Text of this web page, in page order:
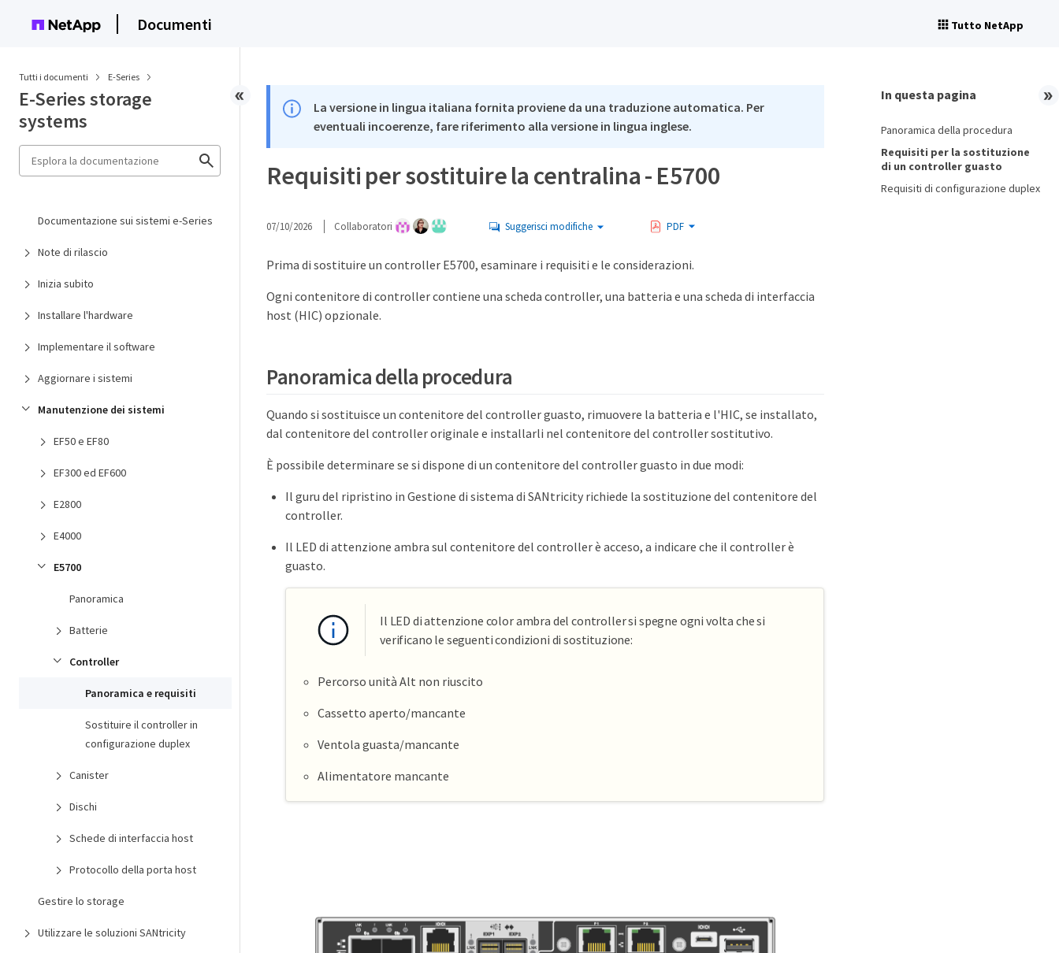
Documenti Tutto NetApp
Tutti i documenti E-Series
E-Series storage
systems
Documentazione sui sistemi e-Series
Note di rilascio
Inizia subito
Installare l'hardware
Implementare il software
Aggiornare i sistemi
Manutenzione dei sistemi
EF50 e EF80
EF300 ed EF600
E2800
E4000
E5700
Panoramica
Batterie
Controller
Panoramica e requisiti
Sostituire il controller in
configurazione duplex
Canister
Dischi
Schede di interfaccia host
Protocollo della porta host
Gestire lo storage
Utilizzare le soluzioni SANtricity
La versione in lingua italiana fornita proviene da una traduzione automatica. Per
eventuali incoerenze, fare riferimento alla versione in lingua inglese.
Requisiti per sostituire la centralina - E5700
07/10/2026 Collaboratori Suggerisci modifiche PDF
Prima di sostituire un controller E5700, esaminare i requisiti e le considerazioni.
Ogni contenitore di controller contiene una scheda controller, una batteria e una scheda di interfaccia
host (HIC) opzionale.
Panoramica della procedura
Quando si sostituisce un contenitore del controller guasto, rimuovere la batteria e l'HIC, se installato,
dal contenitore del controller originale e installarli nel contenitore del controller sostitutivo.
È possibile determinare se si dispone di un contenitore del controller guasto in due modi:
Il guru del ripristino in Gestione di sistema di SANtricity richiede la sostituzione del contenitore del
controller.
Il LED di attenzione ambra sul contenitore del controller è acceso, a indicare che il controller è
guasto.
Il LED di attenzione color ambra del controller si spegne ogni volta che si
verificano le seguenti condizioni di sostituzione:
Percorso unità Alt non riuscito
Cassetto aperto/mancante
Ventola guasta/mancante
Alimentatore mancante
In questa pagina
Panoramica della procedura
Requisiti per la sostituzione
di un controller guasto
Requisiti di configurazione duplex